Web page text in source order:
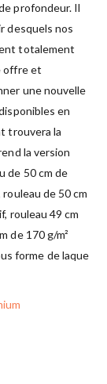
profondeur. Il
desquels nos
totalement
offre et
une nouvelle
en
trouvera la
la version
de 50 cm de
de 50 cm
rouleau 49 cm
de 170 g/m²
forme de laque